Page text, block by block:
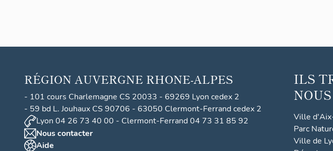
RÉGION AUVERGNE RHONE-ALPES
- 101 cours Charlemagne CS 20033 - 69269 Lyon cedex 2
- 59 bd L. Jouhaux CS 90706 - 63050 Clermont-Ferrand cedex 2
Lyon 04 26 73 40 00 - Clermont-Ferrand 04 73 31 85 92
Nous contacter
Aide
ILS
NOUS
Ville
Parc
Ville de